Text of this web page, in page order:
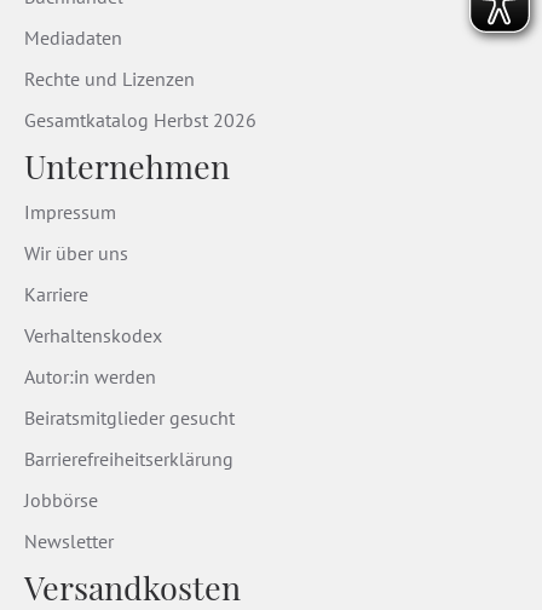
Mediadaten
Rechte und Lizenzen
Gesamtkatalog Herbst 2026
Unternehmen
Impressum
Wir über uns
Karriere
Verhaltenskodex
Autor:in werden
Beiratsmitglieder gesucht
Barrierefreiheitserklärung
Jobbörse
Newsletter
Versandkosten